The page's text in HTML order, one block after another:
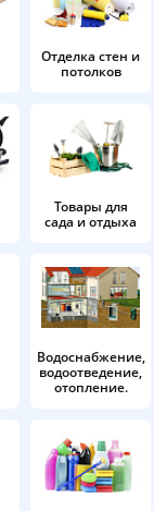
Отделка стен и
потолков
Товары для
сада и отдыха
Водоснабжение,
водоотведение,
отопление.